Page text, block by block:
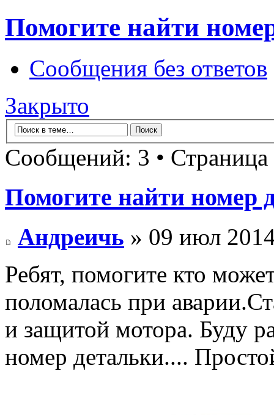
Помогите найти
Сообщения без ответов
Закрыто
Сообщений: 3 • Страница
Помогите найти номер
Андреичь » 09 июл
Ребят, помогите кто
поломалась при
и защитой мотора. Буду
номер детальки....